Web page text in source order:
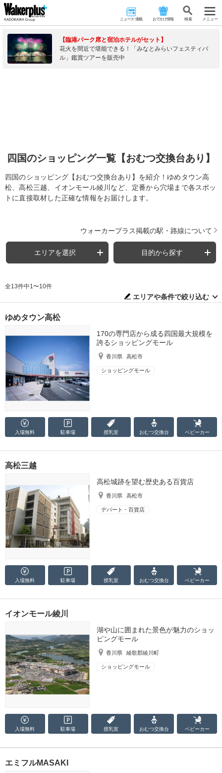
ニュース･連載 おでかけ情報 検 索 メニュー
【臨港パーク席と宿泊ホテルがセット】
花火を間近で堪能できる！「みなとみらいフェスティバ
ル」鑑賞ツアーを販売中
四国のショッピング一覧【おむつ交換台あり】
四国のショッピング【おむつ交換台あり】を紹介！ゆめタウン高
松、高松三越、イオンモール綾川など、定番から穴場まで各スポッ
トに直接取材した正確な情報をお届けします。
ウォーカープラス掲載の駅・路線について
エリアを選択 目的から探す
全13件中1〜10件
エリアや条件で絞り込む
ゆめタウン高松
170の専門店から成る四国最大規模を
誇るショッピングモール
香川県 高松市
ショッピングモール
入場無料 駐車場 授乳室 おむつ交換台 ベビーカー
高松三越
高松城跡を望む歴史ある百貨店
香川県 高松市
デパート・百貨店
入場無料 駐車場 授乳室 おむつ交換台 ベビーカー
イオンモール綾川
湖や山に囲まれた景色が魅力のショッ
ピングモール
香川県 綾歌郡綾川町
ショッピングモール
入場無料 駐車場 授乳室 おむつ交換台 ベビーカー
エミフルMASAKI